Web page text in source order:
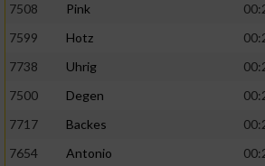
7508
Pink
7599
Hotz
7738
Uhrig
7500
Degen
7717
Backes
7654
Antonio